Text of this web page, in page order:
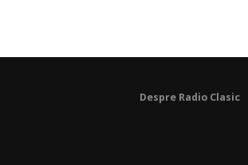
Despre Radio Clasic